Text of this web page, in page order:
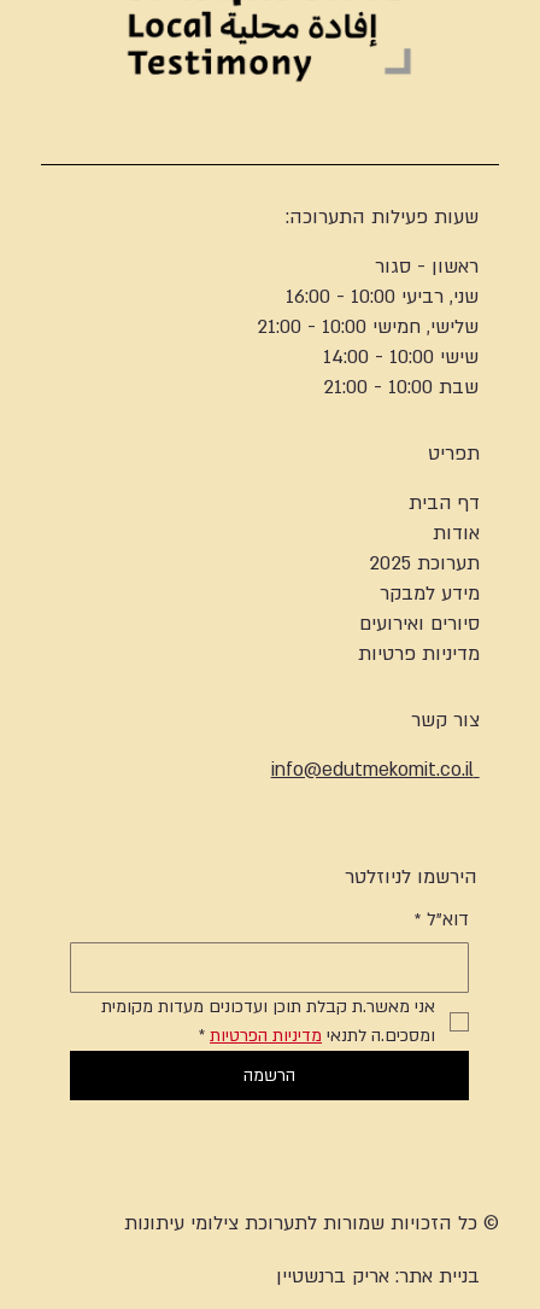
שעות פעילות התערוכה:
ראשון - סגור
שני, רביעי 10:00 - 16:00
שלישי, חמישי 10:00 - 21:00
שישי 10:00 - 14:00
שבת 10:00 - 21:00
תפריט
דף הבית
אודות
תערוכת 2025
מידע למבקר
סיורים ואירועים
מדיניות פרטיות
צור קשר
info@edutmekomit.co.il
הירשמו לניוזלטר
דוא"ל *
אני מאשר.ת קבלת תוכן ועדכונים מעדות מקומית
ומסכים.ה לתנאי מדיניות הפרטיות *
הרשמה
© כל הזכויות שמורות לתערוכת צילומי עיתונות
בניית אתר:אריק ברנשטיין